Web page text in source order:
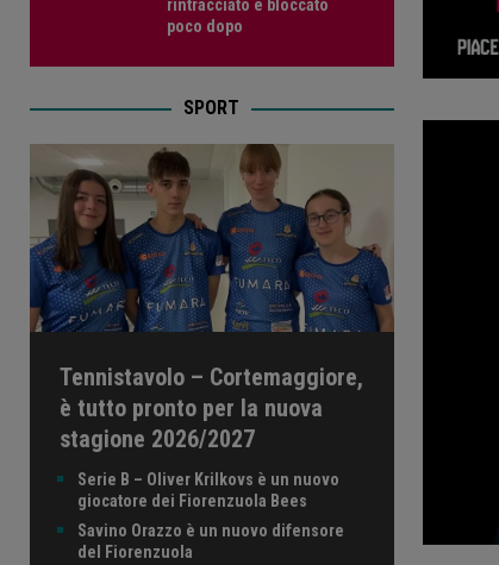
rintracciato e bloccato
poco dopo
SPORT
Tennistavolo – Cortemaggiore,
è tutto pronto per la nuova
stagione 2026/2027
Serie B – Oliver Krilkovs è un nuovo
giocatore dei Fiorenzuola Bees
Savino Orazzo è un nuovo difensore
del Fiorenzuola